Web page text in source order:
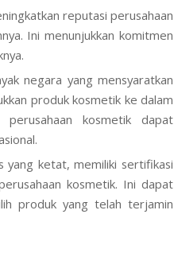
reputasi perusahaan
Ini menunjukkan komitmen
negara yang mensyaratkan
produk kosmetik ke dalam
kosmetik dapat
yang ketat, memiliki sertifikasi
kosmetik. Ini dapat
produk yang telah terjamin